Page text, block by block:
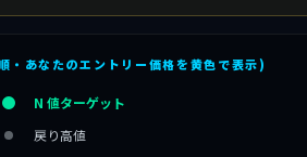
・あなたのエントリー価格を黄色で表示)
N 値ターゲット
戻り高値